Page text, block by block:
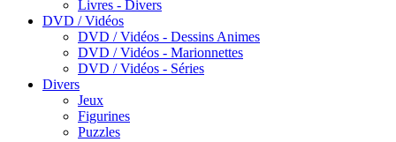
Livres - Divers
DVD / Vidéos
DVD / Vidéos - Dessins Animes
DVD / Vidéos - Marionnettes
DVD / Vidéos - Séries
Divers
Jeux
Figurines
Puzzles